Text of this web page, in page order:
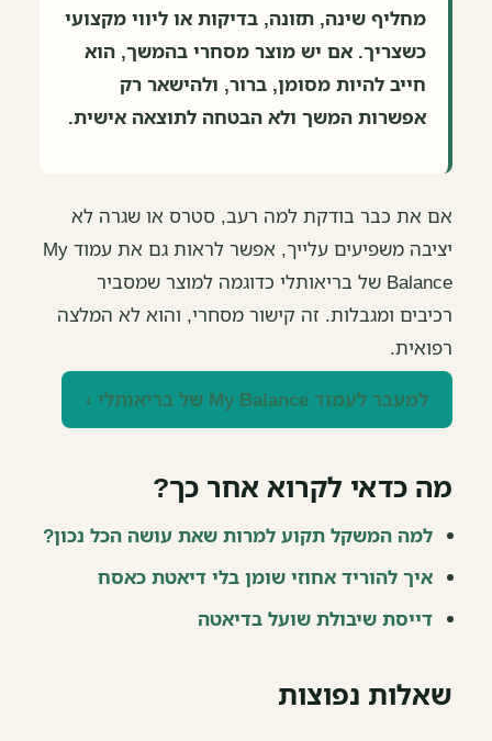
מחליף שינה, תזונה, בדיקות או ליווי מקצועי
כשצריך. אם יש מוצר מסחרי בהמשך, הוא
חייב להיות מסומן, ברור, ולהישאר רק
אפשרות המשך ולא הבטחה לתוצאה אישית.
אם את כבר בודקת למה רעב, סטרס או שגרה לא
יציבה משפיעים עלייך, אפשר לראות גם את עמוד My
Balance של בריאותלי כדוגמה למוצר שמסביר
רכיבים ומגבלות. זה קישור מסחרי, והוא לא המלצה
רפואית.
למעבר לעמוד My Balance של בריאותלי ›
מה כדאי לקרוא אחר כך?
למה המשקל תקוע למרות שאת עושה הכל נכון?
איך להוריד אחוזי שומן בלי דיאטת כאסח
דייסת שיבולת שועל בדיאטה
שאלות נפוצות